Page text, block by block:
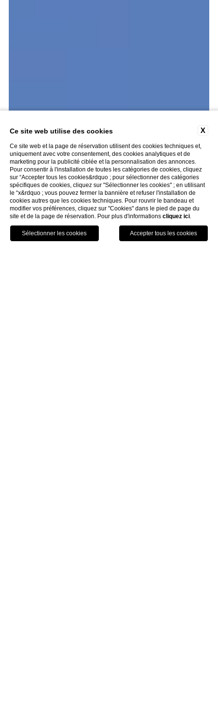
X
Ce site web utilise des cookies
Ce site web et la page de réservation utilisent des cookies techniques et,
uniquement avec votre consentement, des cookies analytiques et de
marketing pour la publicité ciblée et la personnalisation des annonces.
Pour consentir à l'installation de toutes les catégories de cookies, cliquez
sur “Accepter tous les cookies&rdquo ; pour sélectionner des catégories
spécifiques de cookies, cliquez sur "Sélectionner les cookies" ; en utilisant
le “x&rdquo ; vous pouvez fermer la bannière et refuser l'installation de
cookies autres que les cookies techniques. Pour rouvrir le bandeau et
modifier vos préférences, cliquez sur "Cookies" dans le pied de page du
site et de la page de réservation. Pour plus d'informations cliquez ici.